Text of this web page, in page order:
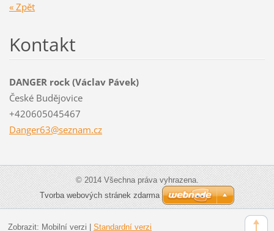
« Zpět
Kontakt
DANGER rock (Václav Pávek)
České Budějovice
+420605045467
Danger63@seznam.cz
© 2014 Všechna práva vyhrazena.
Tvorba webových stránek zdarma
Zobrazit: Mobilní verzi Standardní verzi